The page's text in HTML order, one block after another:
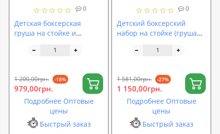
0
Детская боксерская
груша на стойке и
(напольный набор для
1 200,00грн. -18%
979,00грн.
Подробнее Оптовые
цены
Быстрый заказ
0
Детский боксерский
набор на стойке (груша
для детей) MS 0333
1 581,00грн. -27%
1 150,00грн.
Подробнее Оптовые
цены
Быстрый заказ